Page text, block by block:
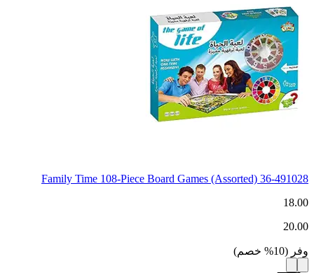
Family Time 108-Piece Board Games (Assorted) 36-491028
18.00
20.00
وفر (
10
% خصم)